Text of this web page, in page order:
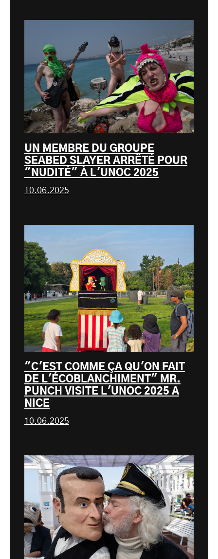
UN MEMBRE DU GROUPE
SEABED SLAYER ARRÊTÉ POUR
"NUDITÉ" À L'UNOC 2025
10.06.2025
"C'EST COMME ÇA QU'ON FAIT
DE L'ÉCOBLANCHIMENT" MR.
PUNCH VISITE L'UNOC 2025 A
NICE
10.06.2025